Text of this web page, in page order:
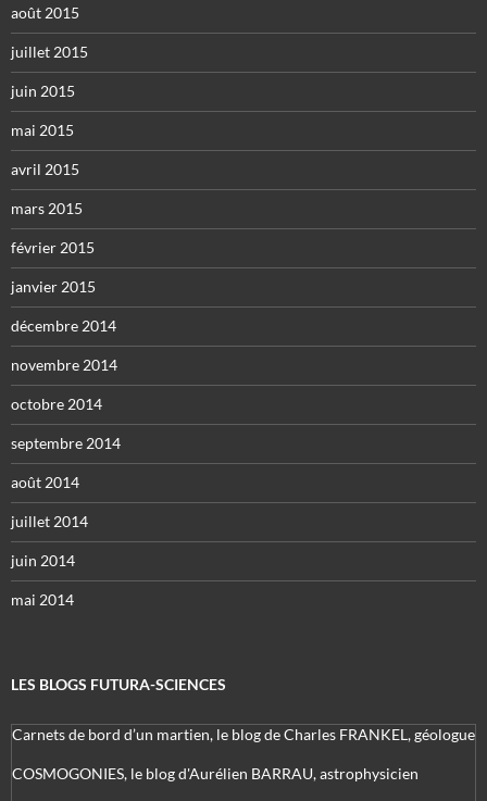
août 2015
juillet 2015
juin 2015
mai 2015
avril 2015
mars 2015
février 2015
janvier 2015
décembre 2014
novembre 2014
octobre 2014
septembre 2014
août 2014
juillet 2014
juin 2014
mai 2014
LES BLOGS FUTURA-SCIENCES
Carnets de bord d’un martien, le blog de Charles FRANKEL, géologue
COSMOGONIES, le blog d'Aurélien BARRAU, astrophysicien